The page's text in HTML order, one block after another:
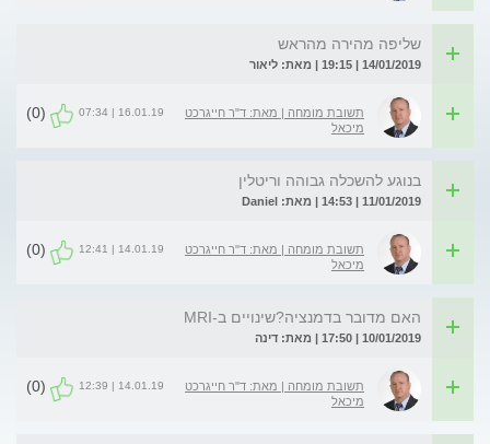
שליפה מהירה מהראש
14/01/2019 | 19:15 | מאת: ליאור
תשובת מומחה | מאת: ד"ר חייגרכט
מיכאל
16.01.19 | 07:34
(0)
בנוגע להשכלה גבוהה וריטלין
11/01/2019 | 14:53 | מאת: Daniel
תשובת מומחה | מאת: ד"ר חייגרכט
מיכאל
14.01.19 | 12:41
(0)
האם מדובר בדמנציה?שינויים ב-MRI
10/01/2019 | 17:50 | מאת: דינה
תשובת מומחה | מאת: ד"ר חייגרכט
מיכאל
14.01.19 | 12:39
(0)